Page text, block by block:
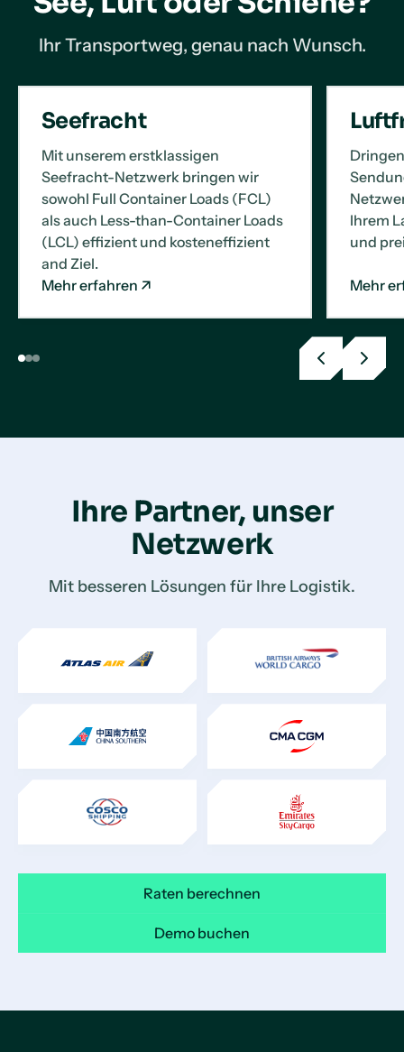
Ihr Transportweg, genau nach Wunsch.
Seefracht
Mit unserem erstklassigen
Seefracht-Netzwerk bringen wir
sowohl Full Container Loads (FCL)
als auch Less-than-Container Loads
(LCL) effizient und kosteneffizient
and Ziel.
Mehr erfahren
Ihrem
und
Mehr
PreviousNext
Ihre Partner, unser
Netzwerk
Mit besseren Lösungen für Ihre Logistik.
Raten berechnen
Demo buchen